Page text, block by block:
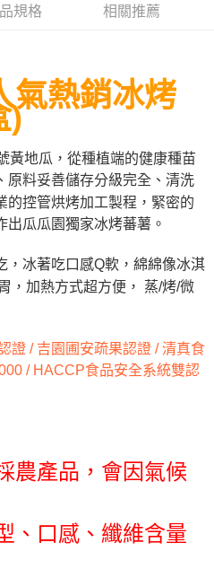
擊此簡訊中的連結，可透過四大超商／
付 」之結帳頁面顯示為準，若有關於
相關疑問，請聯繫「AFTEE先享後付
support/home
供之「AFTEE先享後付」服務完成之交
人資料，並將交易相關給付款項請求債
以下網址：
辦者引起之損失，本公司不負相關責
依據個別帳號之用戶狀況，依本公司即
度不足之情形，本公司將視審查結果
人資訊註冊。若發現惡意使用之情形，
用戶之使用額度並採取法律行動。
規格 相關推薦
氣熱銷冰烤
)
黃地瓜，從種植端的健康種苗
原料妥善儲存分級完全、清洗
的控管烘烤加工製程，緊密的
出瓜瓜園獨家冰烤蕃薯。
，冰著吃口感Q軟，綿綿像冰淇
，加熱方式超方便， 蒸/烤/微
證 / 吉園圃安疏果認證 / 清真食
/ HACCP食品安全系統雙認
農產品，會因氣候
、口感、纖維含量